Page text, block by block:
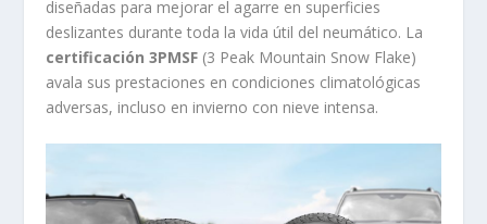
diseñadas para mejorar el agarre en superficies
deslizantes durante toda la vida útil del neumático. La
certificación 3PMSF (3 Peak Mountain Snow Flake)
avala sus prestaciones en condiciones climatológicas
adversas, incluso en invierno con nieve intensa.